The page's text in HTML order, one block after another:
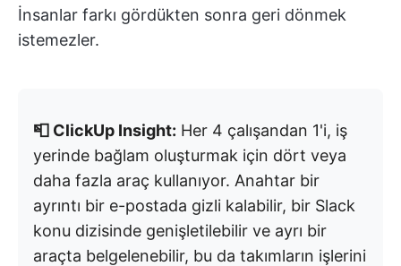
İnsanlar farkı gördükten sonra geri dönmek
istemezler.
📮 ClickUp Insight: Her 4 çalışandan 1'i, iş
yerinde bağlam oluşturmak için dört veya
daha fazla araç kullanıyor. Anahtar bir
ayrıntı bir e-postada gizli kalabilir, bir Slack
konu dizisinde genişletilebilir ve ayrı bir
araçta belgelenebilir, bu da takımların işlerini